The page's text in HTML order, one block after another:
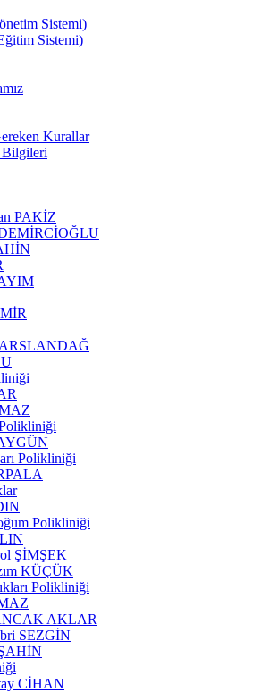
Sistemi)
Sistemi)
Kurallar
Bilgileri
PAKİZ
Polikliniği
Polikliniği
ŞİMŞEK
KÜÇÜK
Polikliniği
AKLAR
SEZGİN
CİHAN